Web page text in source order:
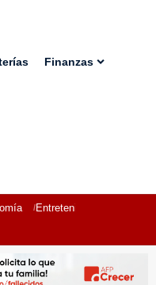
Finanzas
Entretenimiento